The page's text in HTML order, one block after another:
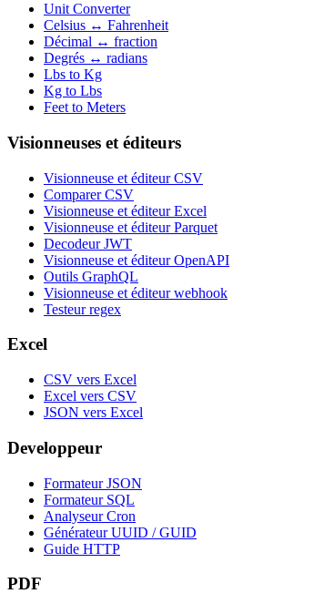
Unit Converter
Celsius ↔ Fahrenheit
Décimal ↔ fraction
Degrés ↔ radians
Lbs to Kg
Kg to Lbs
Feet to Meters
Visionneuses et éditeurs
Visionneuse et éditeur CSV
Comparer CSV
Visionneuse et éditeur Excel
Visionneuse et éditeur Parquet
Decodeur JWT
Visionneuse et éditeur OpenAPI
Outils GraphQL
Visionneuse et éditeur webhook
Testeur regex
Excel
CSV vers Excel
Excel vers CSV
JSON vers Excel
Developpeur
Formateur JSON
Formateur SQL
Analyseur Cron
Générateur UUID / GUID
Guide HTTP
PDF